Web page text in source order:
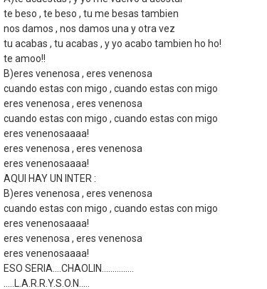
te beso , te beso , tu me besas tambien
nos damos , nos damos una y otra vez
tu acabas , tu acabas , y yo acabo tambien ho ho!
te amoo!!
B)eres venenosa , eres venenosa
cuando estas con migo , cuando estas con migo
eres venenosa , eres venenosa
cuando estas con migo , cuando estas con migo
eres venenosaaaa!
eres venenosa , eres venenosa
eres venenosaaaa!
AQUI HAY UN INTER :
B)eres venenosa , eres venenosa
cuando estas con migo , cuando estas con migo
eres venenosaaaa!
eres venenosa , eres venenosa
eres venenosaaaa!
ESO SERIA....CHAOLIN...............
.....L.A.R.R.Y.S.O.N.....